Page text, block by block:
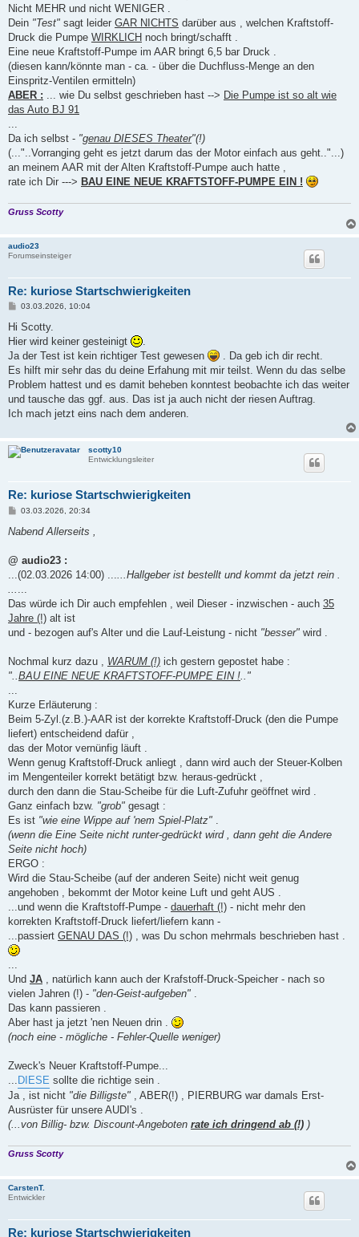
Nicht MEHR und nicht WENIGER .
Dein "Test" sagt leider GAR NICHTS darüber aus , welchen Kraftstoff-
Druck die Pumpe WIRKLICH noch bringt/schafft .
Eine neue Kraftstoff-Pumpe im AAR bringt 6,5 bar Druck .
(diesen kann/könnte man - ca. - über die Duchfluss-Menge an den
Einspritz-Ventilen ermitteln)
ABER : ... wie Du selbst geschrieben hast --> Die Pumpe ist so alt wie
das Auto BJ 91
Da ich selbst - "genau DIESES Theater"(!)
(..."..Vorranging geht es jetzt darum das der Motor einfach aus geht.."...)
an meinem AAR mit der Alten Kraftstoff-Pumpe auch hatte ,
rate ich Dir ---> BAU EINE NEUE KRAFTSTOFF-PUMPE EIN !
Gruss Scotty
audio23
Forumseinsteiger
Re: kuriose Startschwierigkeiten
B
r
a
03.03.2026, 10:04
Hi Scotty.
Hier wird keiner gesteinigt
.
Ja der Test ist kein richtiger Test gewesen
. Da geb ich dir recht.
Es hilft mir sehr das du deine Erfahung mit mir teilst. Wenn du das selbe
Problem hattest und es damit beheben konntest beobachte ich das weiter
und tausche das ggf. aus. Das ist ja auch nicht der riesen Auftrag.
Ich mach jetzt eins nach dem anderen.
scotty10
Entwicklungsleiter
Re: kuriose Startschwierigkeiten
B
i
a
03.03.2026, 20:34
Nabend Allerseits ,
@ audio23 :
...(02.03.2026 14:00) ...
...Hallgeber ist bestellt und kommt da jetzt rein .
Das würde ich Dir auch empfehlen , weil Dieser - inzwischen - auch 35
Jahre (!) alt ist
und - bezogen auf's Alter und die Lauf-Leistung - nicht "besser" wird .
Nochmal kurz dazu , WARUM (!) ich gestern gepostet habe :
".. BAU EINE NEUE KRAFTSTOFF-PUMPE EIN ! .."
Kurze Erläuterung :
Beim 5-Zyl.(z.B.)-AAR ist der korrekte Kraftstoff-Druck (den die Pumpe
liefert) entscheidend dafür ,
das der Motor vernünfig läuft .
Wenn genug Kraftstoff-Druck anliegt , dann wird auch der Steuer-Kolben
im Mengenteiler korrekt betätigt bzw. heraus-gedrückt ,
durch den dann die Stau-Scheibe für die Luft-Zufuhr geöffnet wird .
Ganz einfach bzw. "grob" gesagt :
Es ist "wie eine Wippe auf 'nem Spiel-Platz"
(wenn die Eine Seite nicht runter-gedrückt wird , dann geht die Andere
Seite nicht hoch)
ERGO :
Wird die Stau-Scheibe (auf der anderen Seite) nicht weit genug
angehoben , bekommt der Motor keine Luft und geht AUS .
...und wenn die Kraftstoff-Pumpe - dauerhaft (!) - nicht mehr den
korrekten Kraftstoff-Druck liefert/liefern kann -
...passiert GENAU DAS (!) , was Du schon mehrmals beschrieben hast .
Und JA , natürlich kann auch der Krafstoff-Druck-Speicher - nach so
vielen Jahren (!) - "den-Geist-aufgeben"
Das kann passieren .
Aber hast ja jetzt 'nen Neuen drin .
(noch eine - mögliche - Fehler-Quelle weniger)
Zweck's Neuer Kraftstoff-Pumpe...
DIESE sollte die richtige sein .
Ja , ist nicht "die Billigste" , ABER(!) , PIERBURG war damals Erst-
Ausrüster für unsere AUDI's .
(...von Billig- bzw. Discount-Angeboten rate ich dringend ab (!) )
Gruss Scotty
CarstenT.
Entwickler
Re: kuriose Startschwierigkeiten